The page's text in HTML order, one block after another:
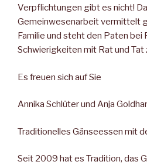
Verpflichtungen gibt es nicht!
Gemeinwesenarbeit vermittelt
Familie und steht den Paten bei
Schwierigkeiten mit Rat und Tat
Es freuen sich auf Sie
Annika Schlüter und Anja
Traditionelles Gänseessen mit
Seit 2009 hat es Tradition, das